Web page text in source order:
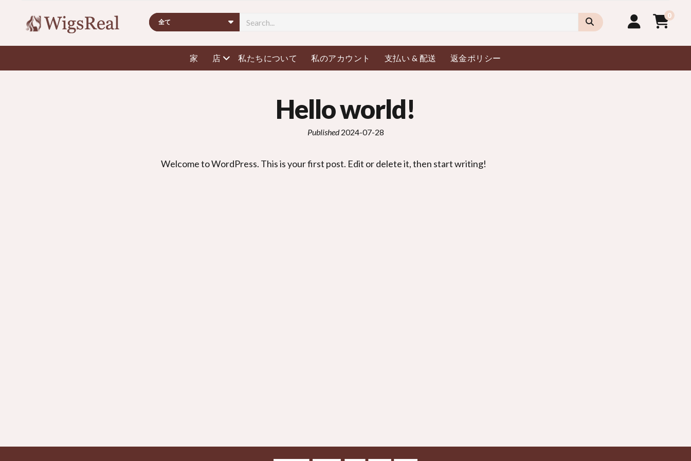
検
索
0
家 店 メニューを開く
私たちについて 私のアカウント 支払い & 配送 返金ポリシー
Hello world!
Published2024-07-28
Welcome to WordPress. This is your first post. Edit or delete it,then start writing!